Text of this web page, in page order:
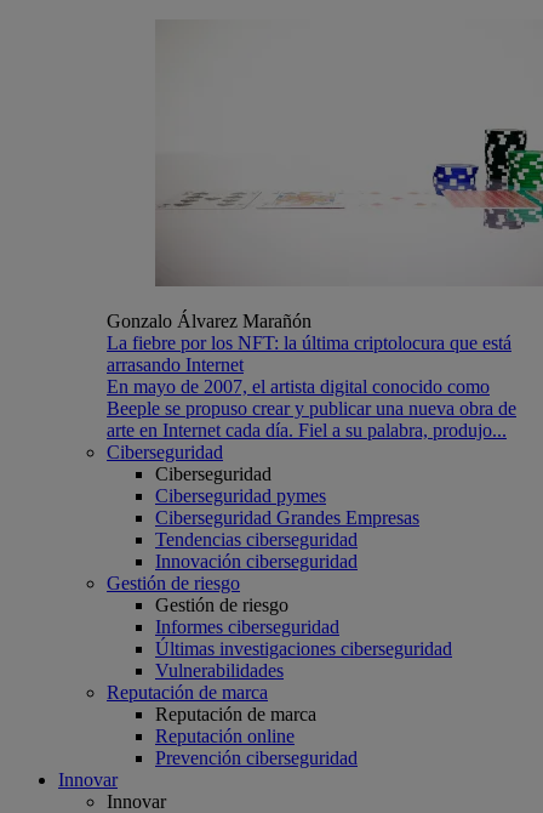
Gonzalo Álvarez Marañón
La fiebre por los NFT: la última criptolocura que está
arrasando Internet
En mayo de 2007, el artista digital conocido como
Beeple se propuso crear y publicar una nueva obra de
arte en Internet cada día. Fiel a su palabra, produjo...
Ciberseguridad
Ciberseguridad
Ciberseguridad pymes
Ciberseguridad Grandes Empresas
Tendencias ciberseguridad
Innovación ciberseguridad
Gestión de riesgo
Gestión de riesgo
Informes ciberseguridad
Últimas investigaciones ciberseguridad
Vulnerabilidades
Reputación de marca
Reputación de marca
Reputación online
Prevención ciberseguridad
Innovar
Innovar